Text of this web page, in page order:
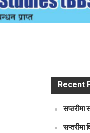
Recent
सप्तरीमा
सप्तरीमा